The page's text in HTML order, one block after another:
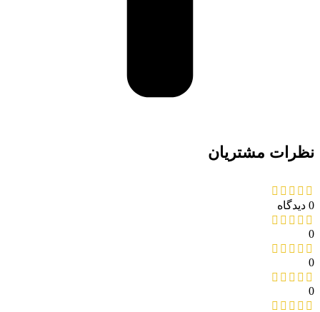
نظرات مشتریان
0 دیدگاه
0
0
0